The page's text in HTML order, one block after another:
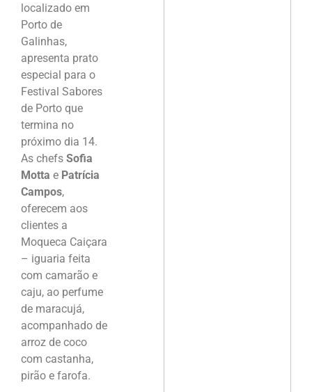
localizado em
Porto de
Galinhas,
apresenta prato
especial para o
Festival Sabores
de Porto que
termina no
próximo dia 14.
As chefs Sofia
Motta e Patrícia
Campos,
oferecem aos
clientes a
Moqueca Caiçara
– iguaria feita
com camarão e
caju, ao perfume
de maracujá,
acompanhado de
arroz de coco
com castanha,
pirão e farofa.